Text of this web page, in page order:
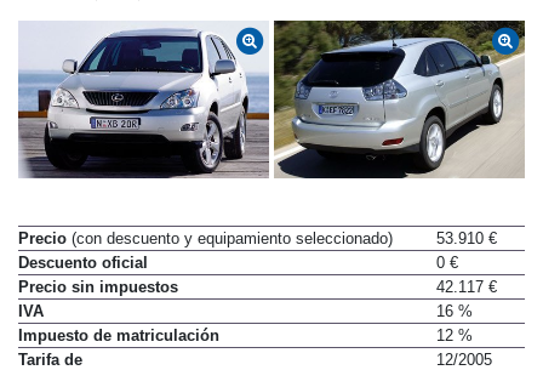
Precio (con descuento y equipamiento seleccionado)
53.910 €
Descuento oficial
0 €
Precio sin impuestos
42.117 €
IVA
16 %
Impuesto de matriculación
12 %
Tarifa de
12/2005